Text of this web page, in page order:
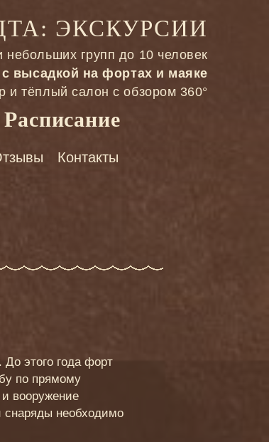
ЭКСКУРСИИ
групп до 10 человек
с высадкой на фортах и маяке
и тёплый салон с обзором 360°
Расписание
Контакты
этого года форт
по прямому
вооружение
снаряды необходимо